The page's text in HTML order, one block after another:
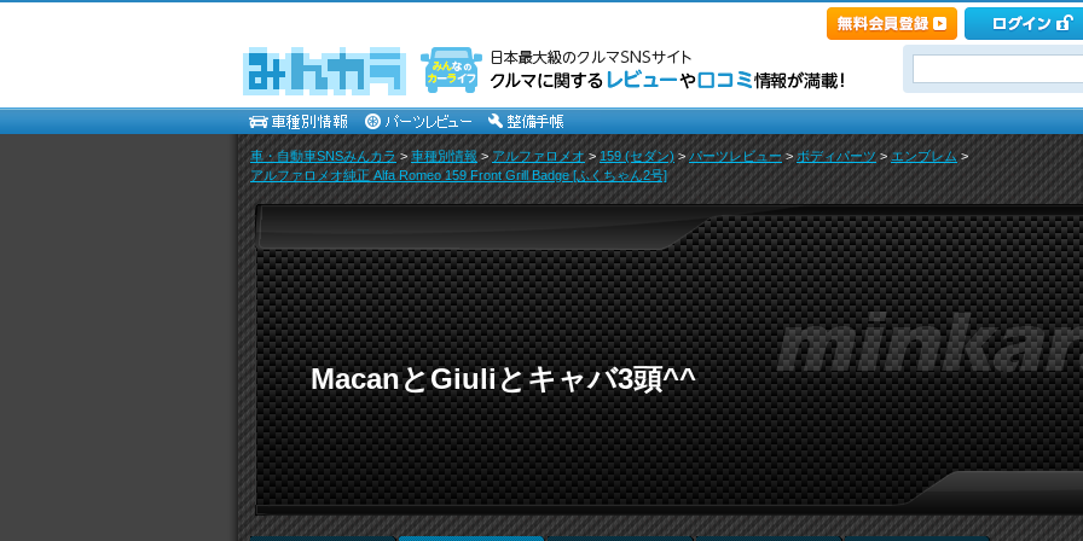
車・自動車SNSみんカラ>車種別情報 >アルファロメオ> 159 (セダン)>パーツレビュー>ボディパーツ> エンブレム>
アルファロメオ純正 Alfa Romeo 159 Front Grill Badge [ふくちゃん2号]
MacanとGiuliとキャバ3頭^^